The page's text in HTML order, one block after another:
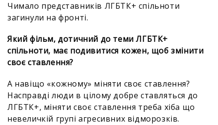
Чимало представників ЛГБТК+ спільноти
загинули на фронті.
Який фільм, дотичний до теми ЛГБТК+
спільноти, має подивитися кожен, щоб змінити
своє ставлення?
А навіщо «кожному» міняти своє ставлення?
Насправді люди в цілому добре ставляться до
ЛГБТК+, міняти своє ставлення треба хіба що
невеличкій групі агресивних відморозків.